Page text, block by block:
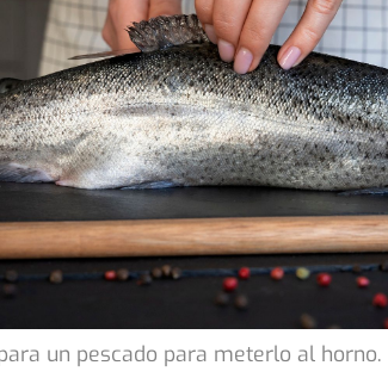
un pescado para meterlo al horno.